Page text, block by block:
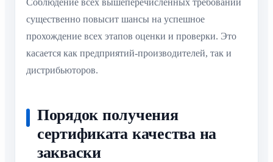
существенно повысит шансы на успешное
прохождение всех этапов оценки и проверки. Это
касается как предприятий-производителей, так и
дистрибьюторов.
Порядок получения
сертификата качества на
закваски